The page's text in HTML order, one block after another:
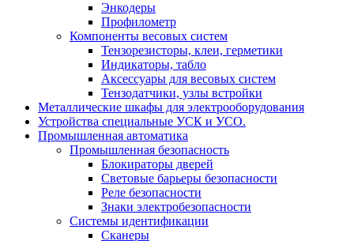
Энкодеры
Профилометр
Компоненты весовых систем
Тензорезисторы, клеи, герметики
Индикаторы, табло
Аксессуары для весовых систем
Тензодатчики, узлы встройки
Металлические шкафы для электрооборудования
Устройства специальные УСК и УСО.
Промышленная автоматика
Промышленная безопасность
Блокираторы дверей
Световые барьеры безопасности
Реле безопасности
Знаки электробезопасности
Системы идентификации
Сканеры